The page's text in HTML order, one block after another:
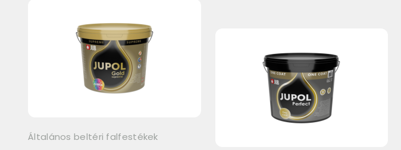
Általános beltéri falfestékek